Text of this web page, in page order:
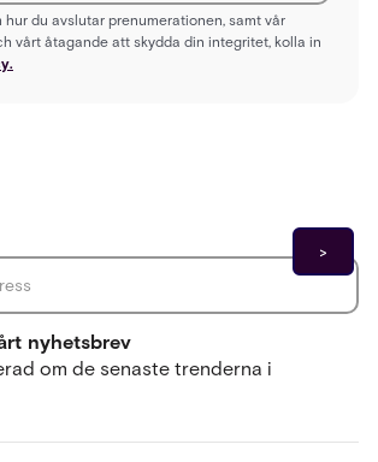
hur du avslutar prenumerationen, samt vår
vårt åtagande att skydda din integritet, kolla in
nyhetsbrev
om de senaste trenderna i